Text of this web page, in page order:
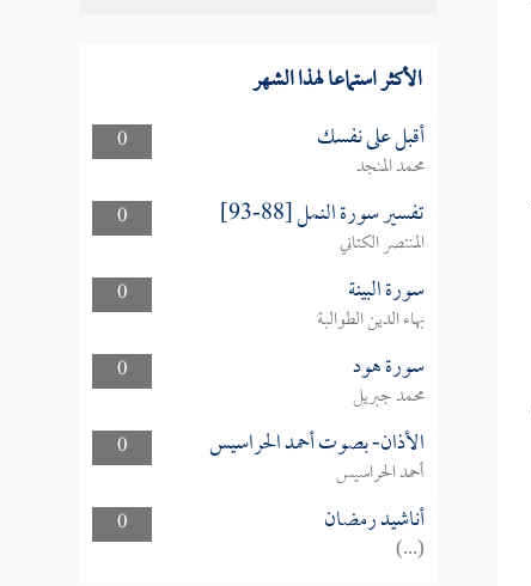
الأكثر استماعا لهذا الشهر
0 أقبل على نفسك
محمد المنجد
0
تفسير سورة النمل [88-93]
المنتصر الكتاني
0
سورة البينة
بهاء الدين الطوالبة
0
سورة هود
محمد جبريل
0
الأذان- بصوت أحمد الحراسيس
أحمد الحراسيس
0
أناشيد رمضان
(...)